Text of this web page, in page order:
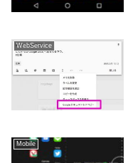
WebService
Mobile